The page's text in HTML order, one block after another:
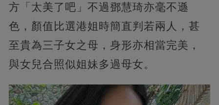
方「太美了吧」不過鄧慧琦亦毫不遜
色，顏值比選港姐時簡直判若兩人，甚
至貴為三子女之母，身形亦相當完美，
與女兒合照似姐妹多過母女。